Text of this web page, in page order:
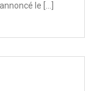
le […]